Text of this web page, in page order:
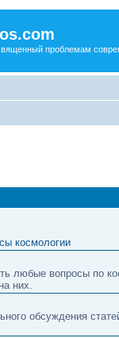
проблемам
космологии
любые вопросы по
них.
обсуждения